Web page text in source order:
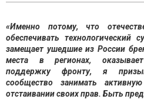
«Именно потому, что
обеспечивать технологический
замещает ушедшие из России
места в регионах, оказывает
поддержку фронту, я
сообщество занимать
отстаивании своих прав. Быть